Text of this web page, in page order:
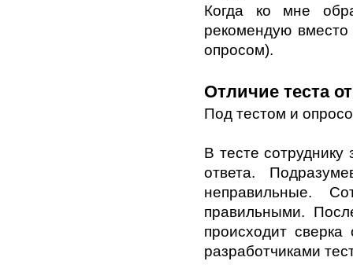
Когда ко мне
рекомендую
опросом).
Отличие теста
Под тестом и
В тесте сотруднику
ответа.
неправильные.
правильными.
происходит
разработчиками